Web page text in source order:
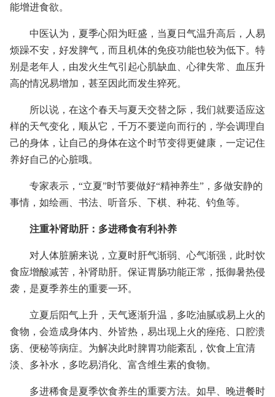
能增进食欲。
中医认为，夏季心阳为旺盛，当夏日气温升高后，人易
烦躁不安，好发脾气，而且机体的免疫功能也较为低下。特
别是老年人，由发火生气引起心肌缺血、心律失常、血压升
高的情况易增加，甚至因此而发生猝死。
所以说，在这个春天与夏天交替之际，我们就要适应这
样的天气变化，顺从它，千万不要逆向而行的，学会调理自
己的身体，让自己的身体在这个时节变得更健康，一定记住
养好自己的心脏哦。
专家表示，“立夏”时节要做好“精神养生”，多做安静的
事情，如绘画、书法、听音乐、下棋、种花、钓鱼等。
注重补肾助肝：多进稀食有利补养
对人体脏腑来说，立夏时肝气渐弱、心气渐强，此时饮
食应增酸减苦，补肾助肝。保证胃肠功能正常，抵御暑热侵
袭，是夏季养生的重要一环。
立夏后阳气上升，天气逐渐升温，多吃油腻或易上火的
食物，会造成身体内、外皆热，易出现上火的痤疮、口腔溃
疡、便秘等病症。为解决此时脾胃功能紊乱，饮食上宜清
淡、多补水，多吃易消化、富含维生素的食物。
多进稀食是夏季饮食养生的重要方法。如早、晚进餐时